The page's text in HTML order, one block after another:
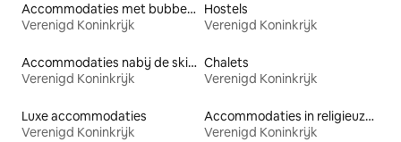
Accommodaties met bubbelbad
Verenigd Koninkrijk
Hostels
Verenigd Koninkrijk
Accommodaties nabij de skipiste
Verenigd Koninkrijk
Chalets
Verenigd Koninkrijk
Luxe accommodaties
Verenigd Koninkrijk
Accommodaties in religieuze gebouwen
Verenigd Koninkrijk